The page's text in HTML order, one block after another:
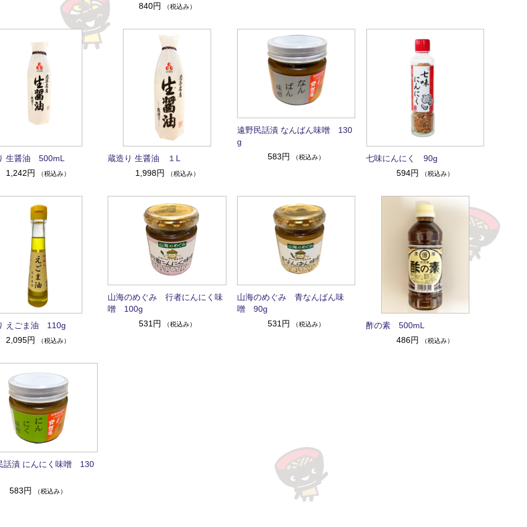
840円 （税込み）
生醤油 500mL
1,242円
（税込み）
蔵造り 生醤油 １L
1,998円
（税込み）
遠野民話漬 なんばん味噌 130
g
583円
（税込み）
七味にんにく 90g
594円
（税込み）
えごま油 110g
2,095円
（税込み）
山海のめぐみ 行者にんにく味
噌 100g
531円
（税込み）
山海のめぐみ 青なんばん味
噌 90g
531円
（税込み）
酢の素 500mL
486円
（税込み）
話漬 にんにく味噌 130
583円 （税込み）